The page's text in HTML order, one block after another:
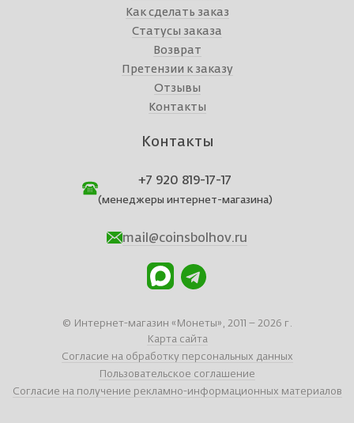
Как сделать заказ
Статусы заказа
Возврат
Претензии к заказу
Отзывы
Контакты
Контакты
+7 920 819-17-17
(менеджеры интернет-магазина)
mail@coinsbolhov.ru
© Интернет-магазин «Монеты», 2011 – 2026 г.
Карта сайта
Согласие на обработку персональных данных
Пользовательское соглашение
Согласие на получение рекламно-информационных материалов